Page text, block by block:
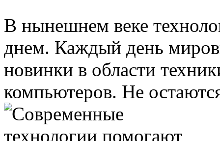
В нынешнем веке
днем. Каждый день
новинки в области
компьютеров. Не